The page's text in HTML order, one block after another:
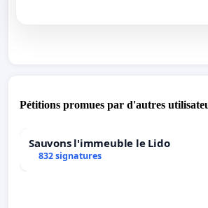
Pétitions promues par d'autres
Sauvons l'immeuble le Lido
832 signatures